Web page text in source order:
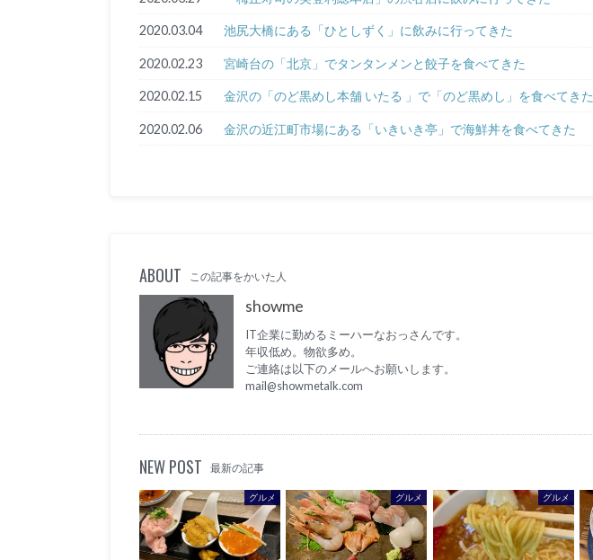
2020.03.04 池尻大橋にある「ひとしずく」に飲みに行ってきた
2020.02.23 宮崎台の「北京」でタンタンメンと餃子を食べてきた
2020.02.15 金沢の「のど黒めし本舗 いたる 」で「のど黒めし」を食べてきた
2020.02.06 金沢の近江町市場にある「いきいき亭」で海鮮丼を食べてきた
ABOUT この記事をかいた人
showme
IT企業に勤めるミーハーなおっさんです。
年収低め。物欲多め。
ご連絡は以下のメールへお願いします。
mail@showmetalk.com
NEW POST 最新の記事
グルメ グルメ グルメ